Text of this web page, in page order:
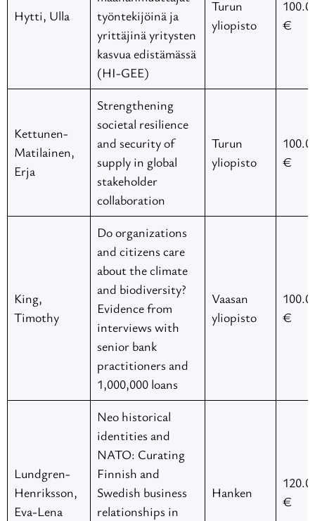
Hytti, Ulla
työntekijöinä ja
yrittäjinä yritysten
kasvua edistämässä
(HI-GEE)
Turun
yliopisto
€
Kettunen-
Matilainen,
Erja
Strengthening
societal resilience
and security of
supply in global
stakeholder
collaboration
Turun
yliopisto
€
King,
Timothy
Do organizations
and citizens care
about the climate
and biodiversity?
Evidence from
interviews with
senior bank
practitioners and
1,000,000 loans
Vaasan
yliopisto
€
Lundgren-
Henriksson,
Eva-Lena
Neo historical
identities and
NATO: Curating
Finnish and
Swedish business
relationships in
Hanken
€